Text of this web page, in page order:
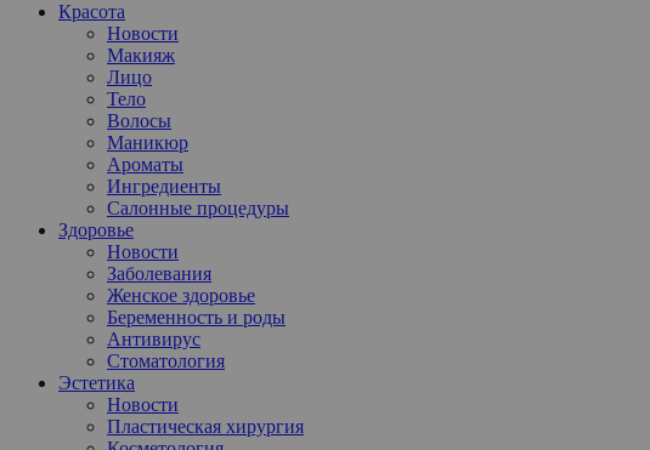
Красота
Новости
Макияж
Лицо
Тело
Волосы
Маникюр
Ароматы
Ингредиенты
Салонные процедуры
Здоровье
Новости
Заболевания
Женское здоровье
Беременность и роды
Антивирус
Стоматология
Эстетика
Новости
Пластическая хирургия